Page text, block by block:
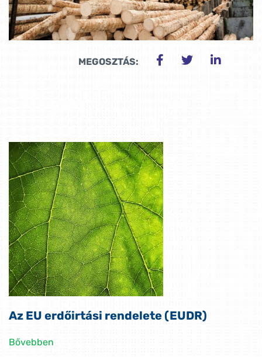
MEGOSZTÁS:
Az EU erdőirtási rendelete (EUDR)
Bővebben